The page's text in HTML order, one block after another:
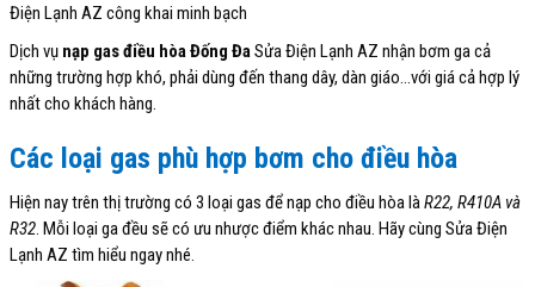
Điện Lạnh AZ công khai minh bạch
Dịch vụ nạp gas điều hòa Đống ĐaSửa Điện Lạnh AZ nhận bơm ga cả
những trường hợp khó, phải dùng đến thang dây, dàn giáo…với giá cả hợp lý
nhất cho khách hàng.
Các loại gas phù hợp bơm cho điều hòa
Hiện nay trên thị trường có 3 loại gas để nạp cho điều hòa làR22, R410A và
R32. Mỗi loại ga đều sẽ có ưu nhược điểm khác nhau. Hãy cùng Sửa Điện
Lạnh AZ tìm hiểu ngay nhé.